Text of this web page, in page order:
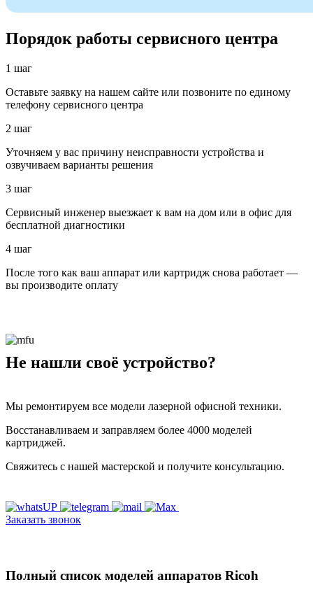
Порядок работы сервисного центра
1 шаг
Оставьте заявку на нашем сайте или позвоните по единому
телефону сервисного центра
2 шаг
Уточняем у вас причину неисправности устройства и
озвучиваем варианты решения
3 шаг
Сервисный инженер выезжает к вам на дом или в офис для
бесплатной диагностики
4 шаг
После того как ваш аппарат или картридж снова работает —
вы производите оплату
Не нашли своё устройство?
Мы ремонтируем все модели лазерной офисной техники.
Восстанавливаем и заправляем более 4000 моделей
картриджей.
Свяжитесь с нашей мастерской и получите консультацию.
Заказать звонок
Полный список моделей аппаратов Ricoh